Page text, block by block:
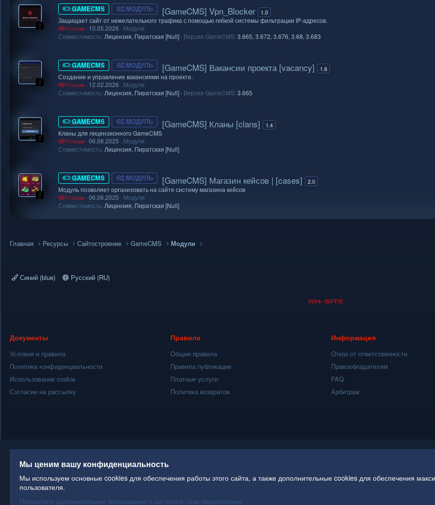
GAMECMS МОДУЛЬ [GameCMS] Vpn_Blocker 1.0
Защищает сайт от нежелательного трафика с помощью гибкой системы фильтрации IP-адресов.
Noman 10.05.2026
Модули
Совместимость: Лицензия Пиратская [Null] Версия GameCMS: 3.665 3.672 3.676 3.68 3.683
GAMECMS МОДУЛЬ [GameCMS] Вакансии проекта [vacancy] 1.6
Создание и управление вакансиями на проекте.
Noman 12.02.2026
Модули
Совместимость: Лицензия Пиратская [Null] Версия GameCMS: 3.665
GAMECMS МОДУЛЬ [GameCMS] Кланы [clans] 1.4
Кланы для лицензионного GameCMS
Noman 06.06.2025
Модули
Совместимость: Лицензия Пиратская [Null]
GAMECMS МОДУЛЬ [GameCMS] Магазин кейсов | [cases] 2.0
Модуль позволяет организовать на сайте систему магазина кейсов
Noman 06.06.2025
Модули
Совместимость: Лицензия Пиратская [Null]
Главная Ресурсы Сайтостроение GameCMS Модули
Синий (blue) Русский (RU)
Документы
Условия и правила
Политика конфиденциальности
Использование cookie
Согласие на рассылку
Правила
Общие правила
Правила публикации
Платные услуги
Политика возвратов
Информация
Отказ от ответственности
Правообладателям
FAQ
Арбитраж
Мы ценим вашу конфиденциальность
Мы используем основные cookies для обеспечения работы этого сайта, а также дополнительные cookies для обеспечения
пользователя.
Посмотрите дополнительную информацию и настройте свои предпочтения